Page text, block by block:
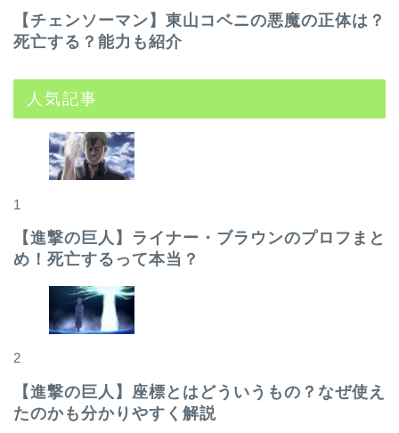
【チェンソーマン】東山コベニの悪魔の正体は？
死亡する？能力も紹介
人気記事
1
【進撃の巨人】ライナー・ブラウンのプロフまと
め！死亡するって本当？
2
【進撃の巨人】座標とはどういうもの？なぜ使え
たのかも分かりやすく解説